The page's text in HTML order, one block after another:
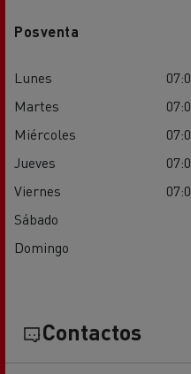
Posventa
Lunes
Martes
Miércoles
Jueves
Viernes
Sábado
Domingo
Contactos